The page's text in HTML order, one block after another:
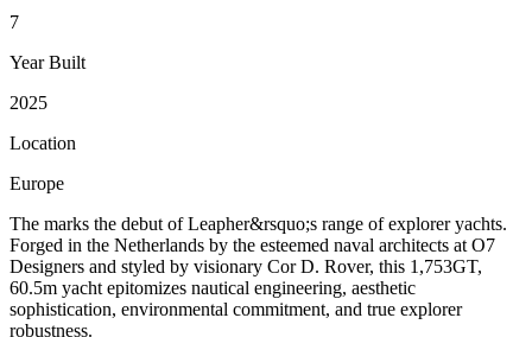
7
Year Built
2025
Location
Europe
The marks the debut of Leapher&rsquo;s range of explorer yachts.
Forged in the Netherlands by the esteemed naval architects at O7
Designers and styled by visionary Cor D. Rover, this 1,753GT,
60.5m yacht epitomizes nautical engineering, aesthetic
sophistication, environmental commitment, and true explorer
robustness.